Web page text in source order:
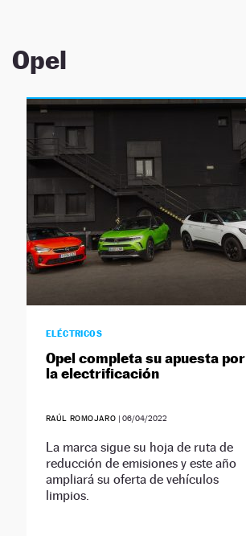
Opel
ELÉCTRICOS
Opel completa su apuesta por
la electrificación
RAÚL ROMOJARO | 06/04/2022
La marca sigue su hoja de ruta de
reducción de emisiones y este año
ampliará su oferta de vehículos
limpios.